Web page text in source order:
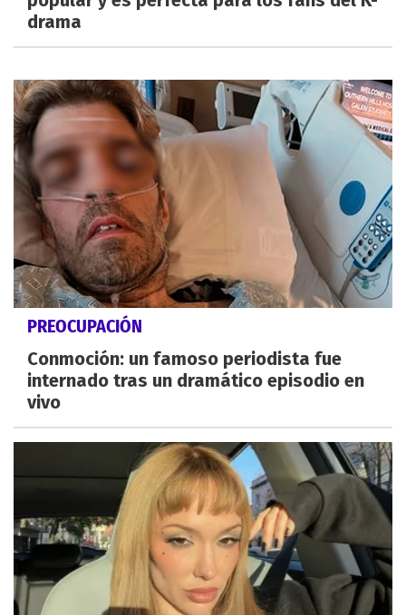
drama
PREOCUPACIÓN
Conmoción: un famoso periodista fue
internado tras un dramático episodio en
vivo